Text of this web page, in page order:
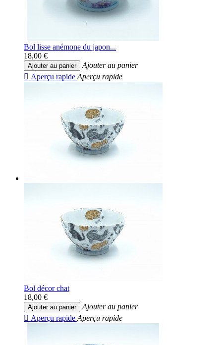
Bol lisse anémone du japon...
18,00 €
Ajouter au panier
Ajouter au panier
 Aperçu rapide Aperçu rapide
Bol décor chat
18,00 €
Ajouter au panier
Ajouter au panier
 Aperçu rapide Aperçu rapide